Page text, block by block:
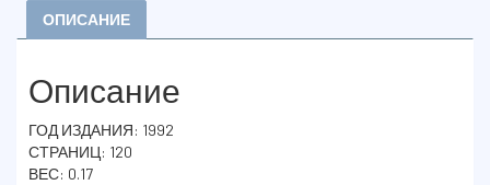
ОПИСАНИЕ
Описание
ГОД ИЗДАНИЯ: 1992
СТРАНИЦ: 120
ВЕС: 0.17